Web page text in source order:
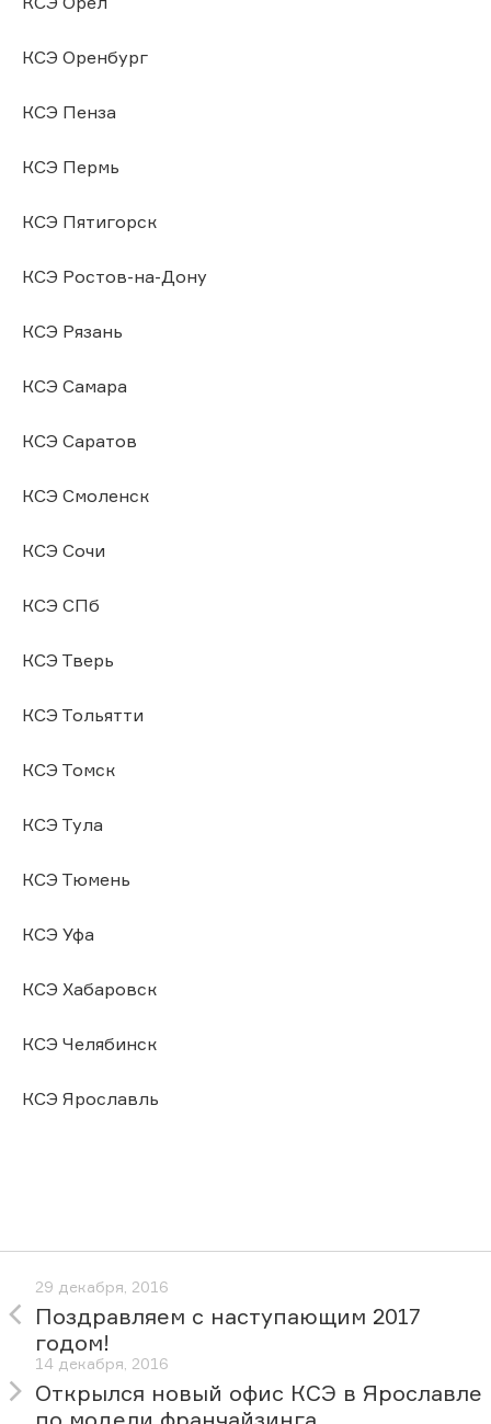
КСЭ Оренбург
КСЭ Пенза
КСЭ Пермь
КСЭ Пятигорск
КСЭ Ростов-на-Дону
КСЭ Рязань
КСЭ Самара
КСЭ Саратов
КСЭ Смоленск
КСЭ Сочи
КСЭ СПб
КСЭ Тверь
КСЭ Тольятти
КСЭ Томск
КСЭ Тула
КСЭ Тюмень
КСЭ Уфа
КСЭ Хабаровск
КСЭ Челябинск
КСЭ Ярославль
29 декабря, 2016
Поздравляем с наступающим 2017
годом!
14 декабря, 2016
Открылся новый офис КСЭ в Ярославле